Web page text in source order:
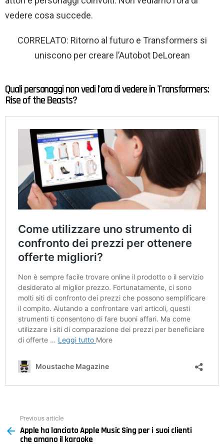
vedere cosa succede.
CORRELATO: Ritorno al futuro e Transformers si
uniscono per creare l’Autobot DeLorean
Quali personaggi non vedi l'ora di vedere in Transformers:
Rise of the Beasts?
more
Previous article
Apple ha lanciato Apple Music Sing per i suoi clienti
che amano il karaoke